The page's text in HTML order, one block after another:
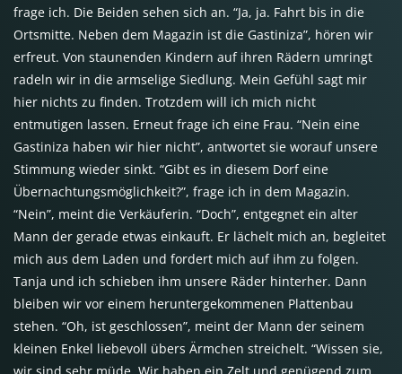
frage ich. Die Beiden sehen sich an. “Ja, ja. Fahrt bis in die
Ortsmitte. Neben dem Magazin ist die Gastiniza”, hören wir
erfreut. Von staunenden Kindern auf ihren Rädern umringt
radeln wir in die armselige Siedlung. Mein Gefühl sagt mir
hier nichts zu finden. Trotzdem will ich mich nicht
entmutigen lassen. Erneut frage ich eine Frau. “Nein eine
Gastiniza haben wir hier nicht”, antwortet sie worauf unsere
Stimmung wieder sinkt. “Gibt es in diesem Dorf eine
Übernachtungsmöglichkeit?”, frage ich in dem Magazin.
“Nein”, meint die Verkäuferin. “Doch”, entgegnet ein alter
Mann der gerade etwas einkauft. Er lächelt mich an, begleitet
mich aus dem Laden und fordert mich auf ihm zu folgen.
Tanja und ich schieben ihm unsere Räder hinterher. Dann
bleiben wir vor einem heruntergekommenen Plattenbau
stehen. “Oh, ist geschlossen”, meint der Mann der seinem
kleinen Enkel liebevoll übers Ärmchen streichelt. “Wissen sie,